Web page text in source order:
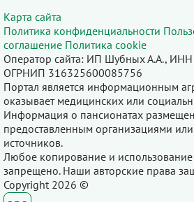
Карта сайта
Политика конфиденциальности
соглашение Политика cookie
Оператор сайта: ИП Шубных А.А.,
ОГРНИП 316325600085756
Портал является информационным
оказывает медицинских или
Информация о пансионатах
предоставленным организациями
источников.
Любое копирование и использование
запрещено. Наши авторские права
Copyright 2026 ©